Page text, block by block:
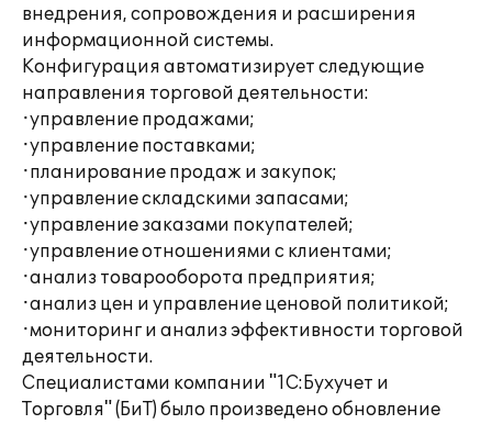
внедрения, сопровождения и расширения
информационной системы.
Конфигурация автоматизирует следующие
направления торговой деятельности:
·управление продажами;
·управление поставками;
·планирование продаж и закупок;
·управление складскими запасами;
·управление заказами покупателей;
·управление отношениями с клиентами;
·анализ товарооборота предприятия;
·анализ цен и управление ценовой политикой;
·мониторинг и анализ эффективности торговой
деятельности.
Специалистами компании "1С:Бухучет и
Торговля" (БиТ) было произведено обновление